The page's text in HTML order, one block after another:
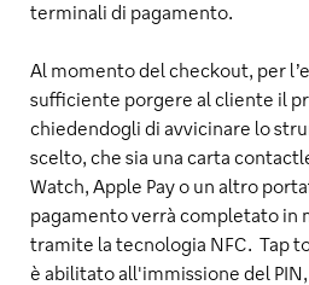
terminali di pagamento.
Al momento del checkout, per
sufficiente porgere al cliente il
chiedendogli di avvicinare lo
scelto, che sia una carta
Watch, Apple Pay o un altro
pagamento verrà completato in
tramite la tecnologia NFC. Tap
è abilitato all'immissione del